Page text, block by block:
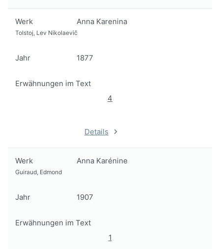
Werk Anna Karenina
Tolstoj, Lev Nikolaevič
Jahr 1877
Erwähnungen im Text
4
Details
Werk Anna Karénine
Guiraud, Edmond
Jahr 1907
Erwähnungen im Text
1